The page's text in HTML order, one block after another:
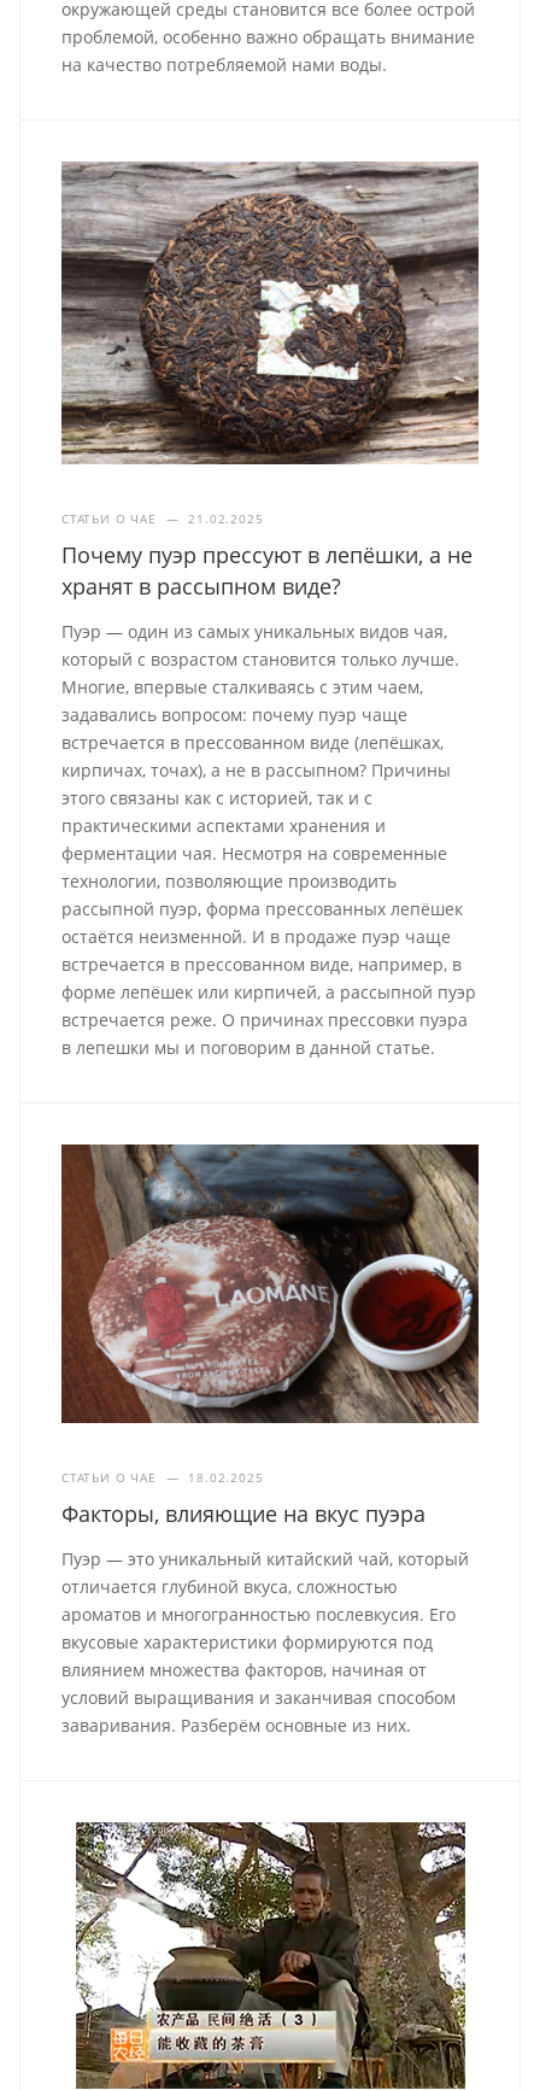
окружающей среды становится все более острой
проблемой, особенно важно обращать внимание
на качество потребляемой нами воды.
СТАТЬИ О ЧАЕ — 21.02.2025
Почему пуэр прессуют в лепёшки, а не
хранят в рассыпном виде?
Пуэр — один из самых уникальных видов чая,
который с возрастом становится только лучше.
Многие, впервые сталкиваясь с этим чаем,
задавались вопросом: почему пуэр чаще
встречается в прессованном виде (лепёшках,
кирпичах, точах), а не в рассыпном? Причины
этого связаны как с историей, так и с
практическими аспектами хранения и
ферментации чая. Несмотря на современные
технологии, позволяющие производить
рассыпной пуэр, форма прессованных лепёшек
остаётся неизменной. И в продаже пуэр чаще
встречается в прессованном виде, например, в
форме лепёшек или кирпичей, а рассыпной пуэр
встречается реже. О причинах прессовки пуэра
в лепешки мы и поговорим в данной статье.
СТАТЬИ О ЧАЕ — 18.02.2025
Факторы, влияющие на вкус пуэра
Пуэр — это уникальный китайский чай, который
отличается глубиной вкуса, сложностью
ароматов и многогранностью послевкусия. Его
вкусовые характеристики формируются под
влиянием множества факторов, начиная от
условий выращивания и заканчивая способом
заваривания. Разберём основные из них.